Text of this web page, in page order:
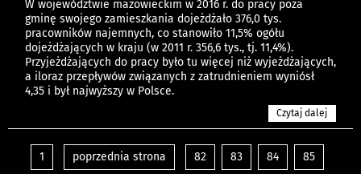
W województwie mazowieckim w 2016 r. do pracy poza
gminę swojego zamieszkania dojeżdżało 376,0 tys.
pracowników najemnych, co stanowiło 11,5% ogółu
dojeżdżających w kraju (w 2011 r. 356,6 tys., tj. 11,4%).
Przyjeżdżających do pracy było tu więcej niż wyjeżdżających,
a iloraz przepływów związanych z zatrudnieniem wyniósł
4,35 i był najwyższy w Polsce.
Czytaj dalej
1 poprzednia strona 82 83 84 85